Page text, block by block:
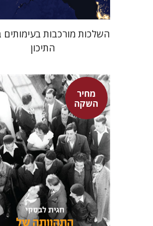
השלכות מורכבות בעימותים
התיכון
מחיר
השקה
חגית לבסקי
מאירה טורצקי